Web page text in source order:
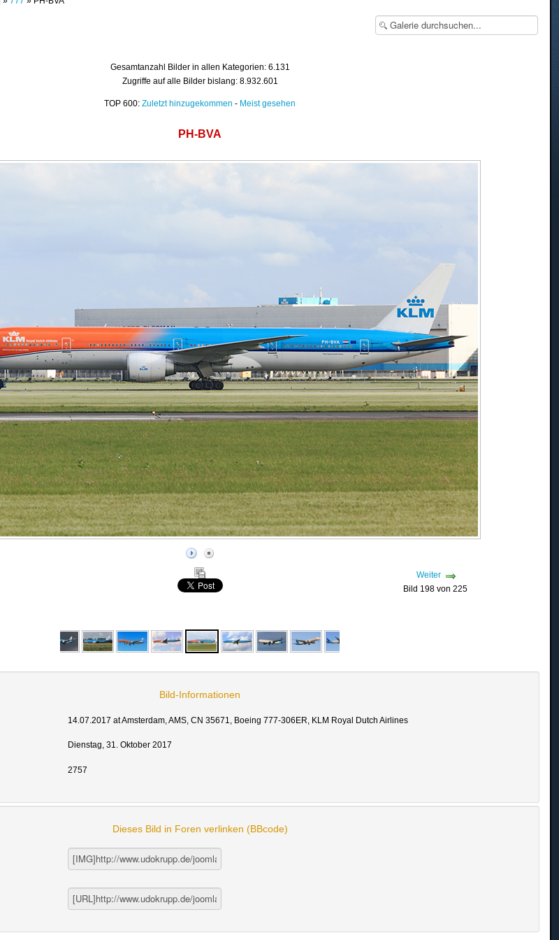
Gesamtanzahl Bilder in allen Kategorien: 6.131
Zugriffe auf alle Bilder bislang: 8.932.601
TOP 600:Zuletzt hinzugekommen - Meist gesehen
PH-BVA
Weiter
Bild 198 von 225
Bild-Informationen
14.07.2017 at Amsterdam, AMS, CN 35671, Boeing 777-306ER, KLM Royal Dutch Airlines
Dienstag, 31. Oktober 2017
2757
Dieses Bild in Foren verlinken (BBcode)